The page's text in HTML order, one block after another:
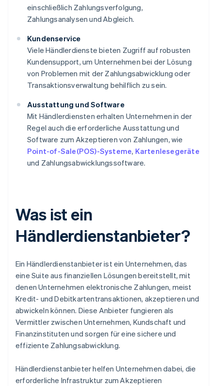
einschließlich Zahlungsverfolgung,
Zahlungsanalysen und Abgleich.
Kundenservice
Viele Händlerdienste bieten Zugriff auf robusten
Kundensupport, um Unternehmen bei der Lösung
von Problemen mit der Zahlungsabwicklung oder
Transaktionsverwaltung behilflich zu sein.
Ausstattung und Software
Mit Händlerdiensten erhalten Unternehmen in der
Regel auch die erforderliche Ausstattung und
Software zum Akzeptieren von Zahlungen, wie
Point-of-Sale(POS)-Systeme, Kartenlesegeräte
und Zahlungsabwicklungssoftware.
Was ist ein
Händlerdienstanbieter?
Ein Händlerdienstanbieter ist ein Unternehmen, das
eine Suite aus finanziellen Lösungen bereitstellt, mit
denen Unternehmen elektronische Zahlungen, meist
Kredit- und Debitkartentransaktionen, akzeptieren und
abwickeln können. Diese Anbieter fungieren als
Vermittler zwischen Unternehmen, Kundschaft und
Finanzinstituten und sorgen für eine sichere und
effiziente Zahlungsabwicklung.
Händlerdienstanbieter helfen Unternehmen dabei, die
erforderliche Infrastruktur zum Akzeptieren